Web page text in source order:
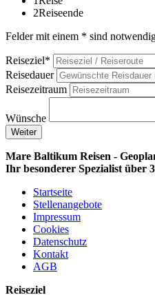
2Reiseende
Felder mit einem * sind
Reiseziel*
Reisedauer
Reisezeitraum
Wünsche
Weiter
Mare Baltikum Reisen -
Ihr besonderer Spezialist über
Startseite
Stellenangebote
Impressum
Cookies
Datenschutz
Kontakt
AGB
Reiseziel